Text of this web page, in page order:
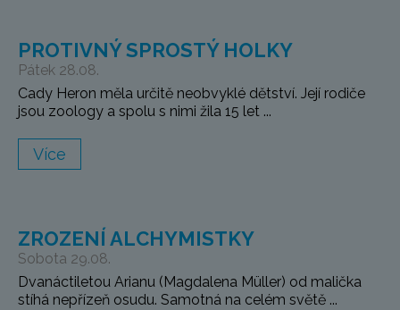
PROTIVNÝ SPROSTÝ HOLKY
Pátek 28.08.
Cady Heron měla určitě neobvyklé dětství. Její rodiče
jsou zoology a spolu s nimi žila 15 let ...
Více
ZROZENÍ ALCHYMISTKY
Sobota 29.08.
Dvanáctiletou Arianu (Magdalena Müller) od malička
stíhá nepřízeň osudu. Samotná na celém světě ...